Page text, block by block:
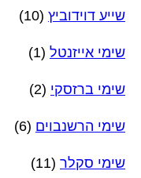
שייע דוידוביץ (10)
שימי אייזנטל (1)
שימי ברזסקי (2)
שימי הרשנבוים (6)
שימי סקלר (11)